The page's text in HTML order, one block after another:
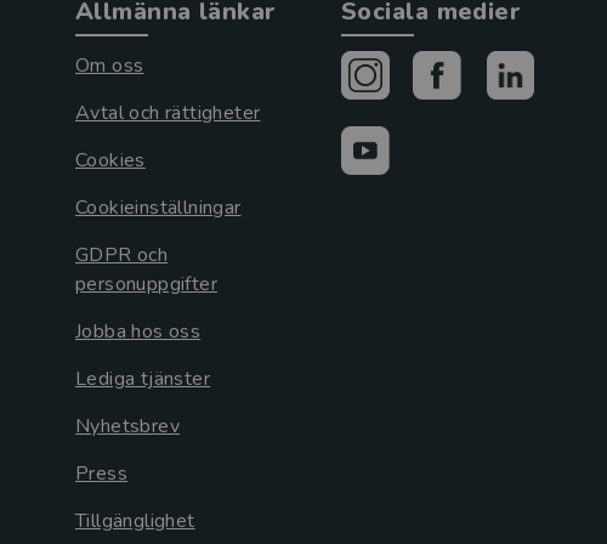
Allmänna länkar
Om oss
Avtal och rättigheter
Cookies
Cookieinställningar
GDPR och
personuppgifter
Jobba hos oss
Lediga tjänster
Nyhetsbrev
Press
Tillgänglighet
Sociala medier